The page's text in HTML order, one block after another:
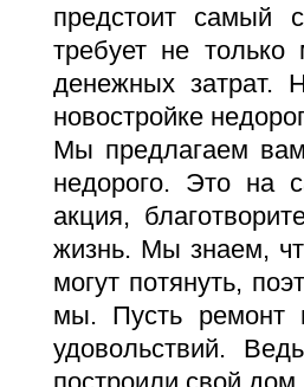
предстоит самый
требует не
денежных
новостройке
Мы предлагаем вам
недорого. Это на
акция,
жизнь. Мы знаем,
могут потянуть,
мы. Пусть ремонт
удовольствий.